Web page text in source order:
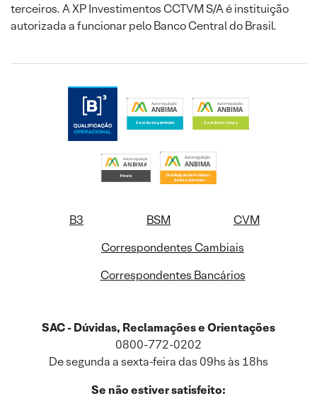
terceiros. A XP Investimentos CCTVM S/A é instituição
autorizada a funcionar pelo Banco Central do Brasil.
B3 BSM
CVM
Correspondentes Cambiais
Correspondentes Bancários
SAC - Dúvidas, Reclamações e Orientações
0800-772-0202
De segunda a sexta-feira das 09hs às 18hs
Se não estiver satisfeito: